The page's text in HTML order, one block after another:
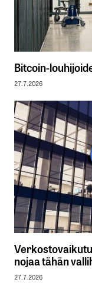
Bitcoin-
27.7.2026
nojaa tähän
27.7.2026